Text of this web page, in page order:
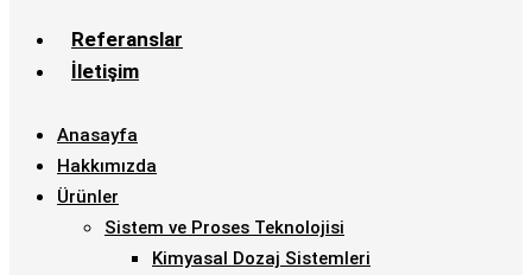
Referanslar
İletişim
Anasayfa
Hakkımızda
Ürünler
Sistem ve Proses Teknolojisi
Kimyasal Dozaj Sistemleri